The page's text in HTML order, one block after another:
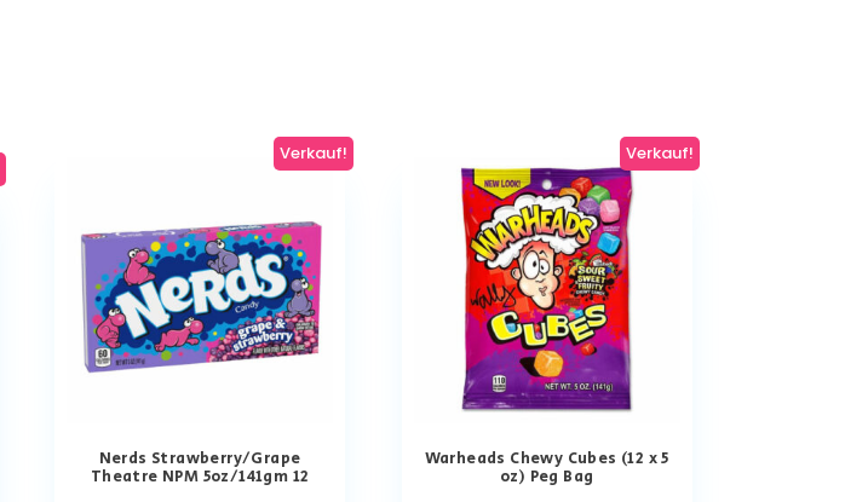
Verkauf!
Nerds Strawberry/Grape
Theatre NPM 5oz/141gm 12
Verkauf!
Warheads Chewy Cubes (12 x 5
oz) Peg Bag